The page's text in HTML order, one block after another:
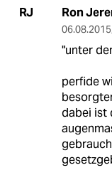
RJ Ron
06.08.2015,
"unter
perfide
dabei ist